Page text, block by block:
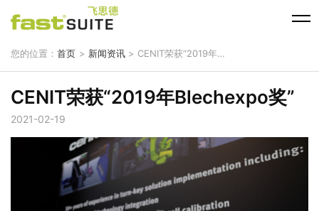
您的位置： 首页 > 新闻资讯 > CENIT荣获“2019年Blechexpo奖”
CENIT荣获“2019年Blechexpo奖”
2021-02-19